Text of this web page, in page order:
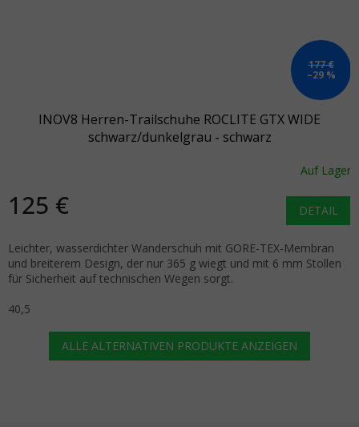
177 €
–29 %
INOV8 Herren-Trailschuhe ROCLITE GTX WIDE
schwarz/dunkelgrau - schwarz
Auf Lager
125 € DETAIL
Leichter, wasserdichter Wanderschuh mit GORE-TEX-Membran
und breiterem Design, der nur 365 g wiegt und mit 6 mm Stollen
für Sicherheit auf technischen Wegen sorgt.
40,5
ALLE ALTERNATIVEN PRODUKTE ANZEIGEN